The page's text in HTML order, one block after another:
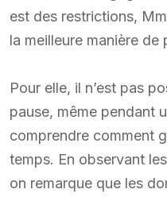
est des restrictions,
la meilleure manière de
Pour elle, il n’est pas
pause, même pendant
comprendre comment
temps. En observant
on remarque que les